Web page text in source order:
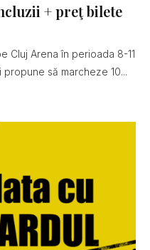
+ preţ bilete
Cluj Arena în perioada 8-11
să marcheze 10...